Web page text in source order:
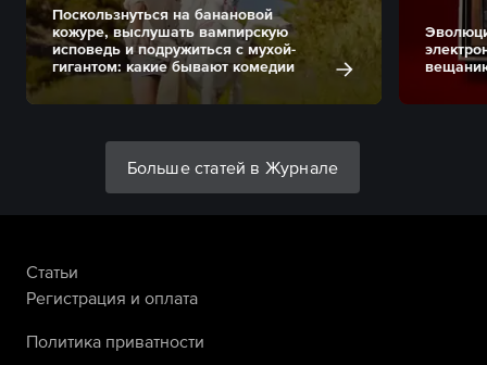
Поскользнуться на банановой
кожуре, выслушать вампирскую
исповедь и подружиться с мухой-
гигантом: какие бывают комедии
Больше статей в Журнале
Статьи
Регистрация и оплата
Политика приватности